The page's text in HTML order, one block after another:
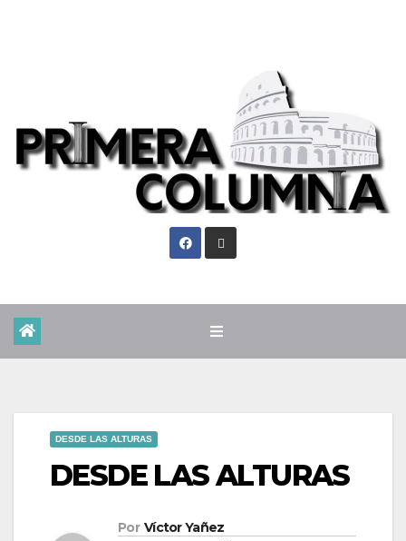
DESDE LAS ALTURAS
DESDE LAS ALTURAS
Por Víctor Yañez